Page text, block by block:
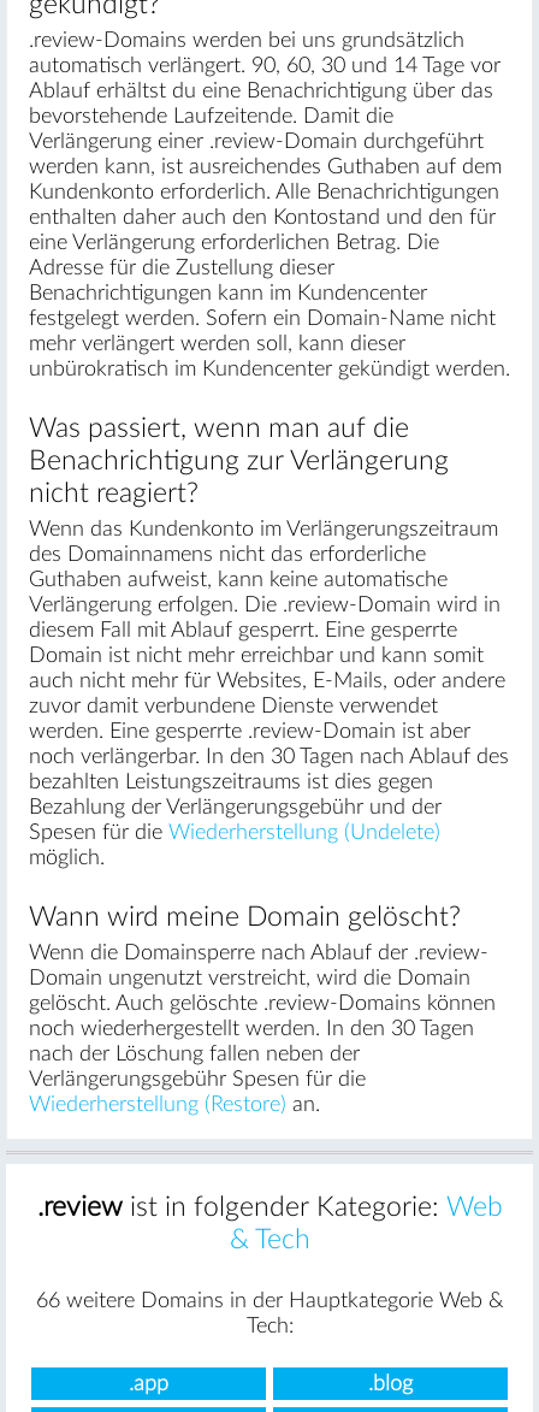
.review-Domains werden bei uns grundsätzlich
automatisch verlängert. 90, 60, 30 und 14 Tage vor
Ablauf erhältst du eine Benachrichtigung über das
bevorstehende Laufzeitende. Damit die
Verlängerung einer .review-Domain durchgeführt
werden kann, ist ausreichendes Guthaben auf dem
Kundenkonto erforderlich. Alle Benachrichtigungen
enthalten daher auch den Kontostand und den für
eine Verlängerung erforderlichen Betrag. Die
Adresse für die Zustellung dieser
Benachrichtigungen kann im Kundencenter
festgelegt werden. Sofern ein Domain-Name nicht
mehr verlängert werden soll, kann dieser
unbürokratisch im Kundencenter gekündigt werden.
Was passiert, wenn man auf die
Benachrichtigung zur Verlängerung
nicht reagiert?
Wenn das Kundenkonto im Verlängerungszeitraum
des Domainnamens nicht das erforderliche
Guthaben aufweist, kann keine automatische
Verlängerung erfolgen. Die .review-Domain wird in
diesem Fall mit Ablauf gesperrt. Eine gesperrte
Domain ist nicht mehr erreichbar und kann somit
auch nicht mehr für Websites, E-Mails, oder andere
zuvor damit verbundene Dienste verwendet
werden. Eine gesperrte .review-Domain ist aber
noch verlängerbar. In den 30 Tagen nach Ablauf des
bezahlten Leistungszeitraums ist dies gegen
Bezahlung der Verlängerungsgebühr und der
Spesen für die Wiederherstellung (Undelete)
möglich.
Wann wird meine Domain gelöscht?
Wenn die Domainsperre nach Ablauf der .review-
Domain ungenutzt verstreicht, wird die Domain
gelöscht. Auch gelöschte .review-Domains können
noch wiederhergestellt werden. In den 30 Tagen
nach der Löschung fallen neben der
Verlängerungsgebühr Spesen für die
Wiederherstellung (Restore) an.
.reviewist in folgender Kategorie: Web
& Tech
66 weitere Domains in der Hauptkategorie Web &
Tech:
.app
.blog